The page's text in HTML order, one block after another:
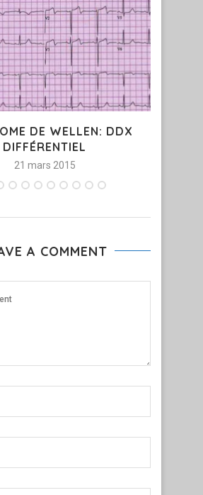
DE WELLEN: DDX
DIFFÉRENTIEL
21 mars 2015
A COMMENT